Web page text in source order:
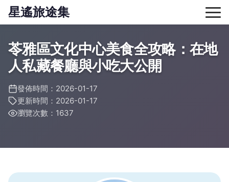
星遙旅途集
苓雅區文化中心美食全攻略：在地
人私藏餐廳與小吃大公開
發佈時間：2026-01-17
更新時間：2026-01-17
瀏覽次數：1637